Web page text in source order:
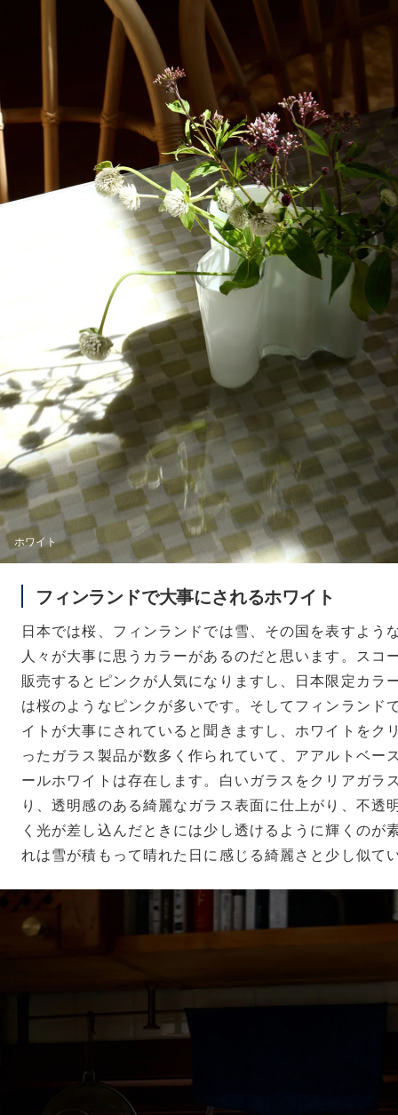
ホワイト
フィンランドで大事にされるホワイト
日本では桜、フィンランドでは雪、その国を表すよう
人々が大事に思うカラーがあるのだと思います。スコ
販売するとピンクが人気になりますし、日本限定カラ
は桜のようなピンクが多いです。そしてフィンランド
イトが大事にされていると聞きますし、ホワイトをク
ったガラス製品が数多く作られていて、アアルトベー
ールホワイトは存在します。白いガラスをクリアガラ
り、透明感のある綺麗なガラス表面に仕上がり、不透
く光が差し込んだときには少し透けるように輝くのが
れは雪が積もって晴れた日に感じる綺麗さと少し似て